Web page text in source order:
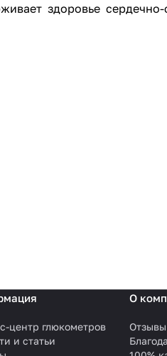
здоровье
центр глюкометров
и статьи
О